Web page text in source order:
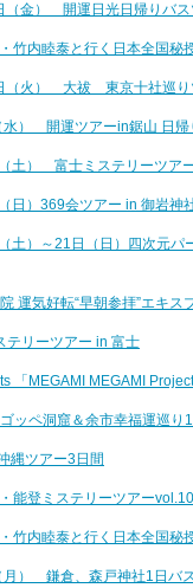
（金） 開運日光日帰りバス
竹内睦泰と行く日本全国秘
（火） 大祓 東京十社巡り
） 開運ツアーin鋸山 日帰
土） 富士ミステリーツア
日）369会ツアー in 御岩神
土）～21日（日）四次元パ
運気好転“早朝参拝”エキス
リーツアー in 富士
「MEGAMI MEGAMI
ッペ洞窟＆余市幸福運巡り
縄ツアー3日間
能登ミステリーツアーvol.10
竹内睦泰と行く日本全国秘
月） 鎌倉、森戸神社1日バ